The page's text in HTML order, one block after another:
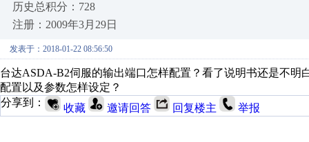
历史总积分：728
注册：2009年3月29日
发表于：2018-01-22 08:56:50
台达ASDA-B2伺服的输出端口怎样配置？看了说明书还是不
配置以及参数怎样设定？
分享到：
收藏 邀请回答 回复楼主 举报